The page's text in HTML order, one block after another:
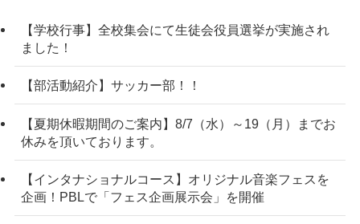
【学校行事】全校集会にて生徒会役員選挙が実施され
ました！
【部活動紹介】サッカー部！！
【夏期休暇期間のご案内】8/7（水）～19（月）までお
休みを頂いております。
【インタナショナルコース】オリジナル音楽フェスを
企画！PBLで「フェス企画展示会」を開催